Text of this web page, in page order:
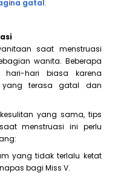
gatal.
saat menstruasi
wanita. Beberapa
hari biasa karena
yang terasa gatal dan
yang sama, tips
menstruasi ini perlu
yang tidak terlalu ketat
bagi Miss V.